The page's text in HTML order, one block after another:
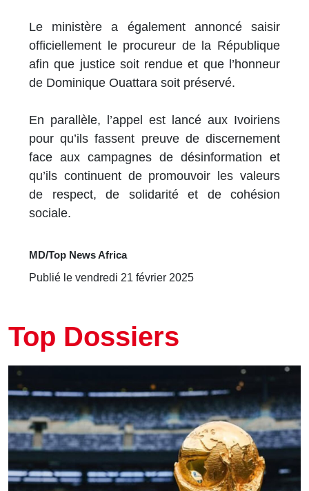
Le ministère a également annoncé saisir
officiellement le procureur de la République
afin que justice soit rendue et que l’honneur
de Dominique Ouattara soit préservé.
En parallèle, l’appel est lancé aux Ivoiriens
pour qu’ils fassent preuve de discernement
face aux campagnes de désinformation et
qu’ils continuent de promouvoir les valeurs
de respect, de solidarité et de cohésion
sociale.
MD/Top News Africa
Publié le vendredi 21 février 2025
Top Dossiers